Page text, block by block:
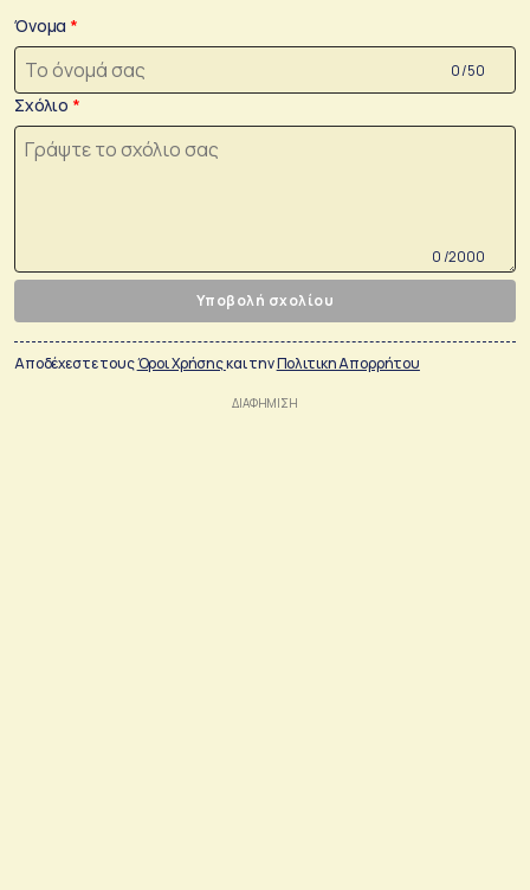
Όνομα
0 /50
Σχόλιο
0 /2000
Υποβολή σχολίου
Αποδέχεστε τουςΌροι Χρήσηςκαι τηνΠολιτικη Απορρήτου